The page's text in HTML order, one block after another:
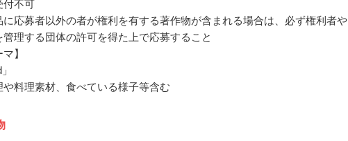
付不可
応募者以外の者が権利を有する著作物が含まれる場合は、必ず権利者や
管理する団体の許可を得た上で応募すること
マ】
料理素材、食べている様子等含む